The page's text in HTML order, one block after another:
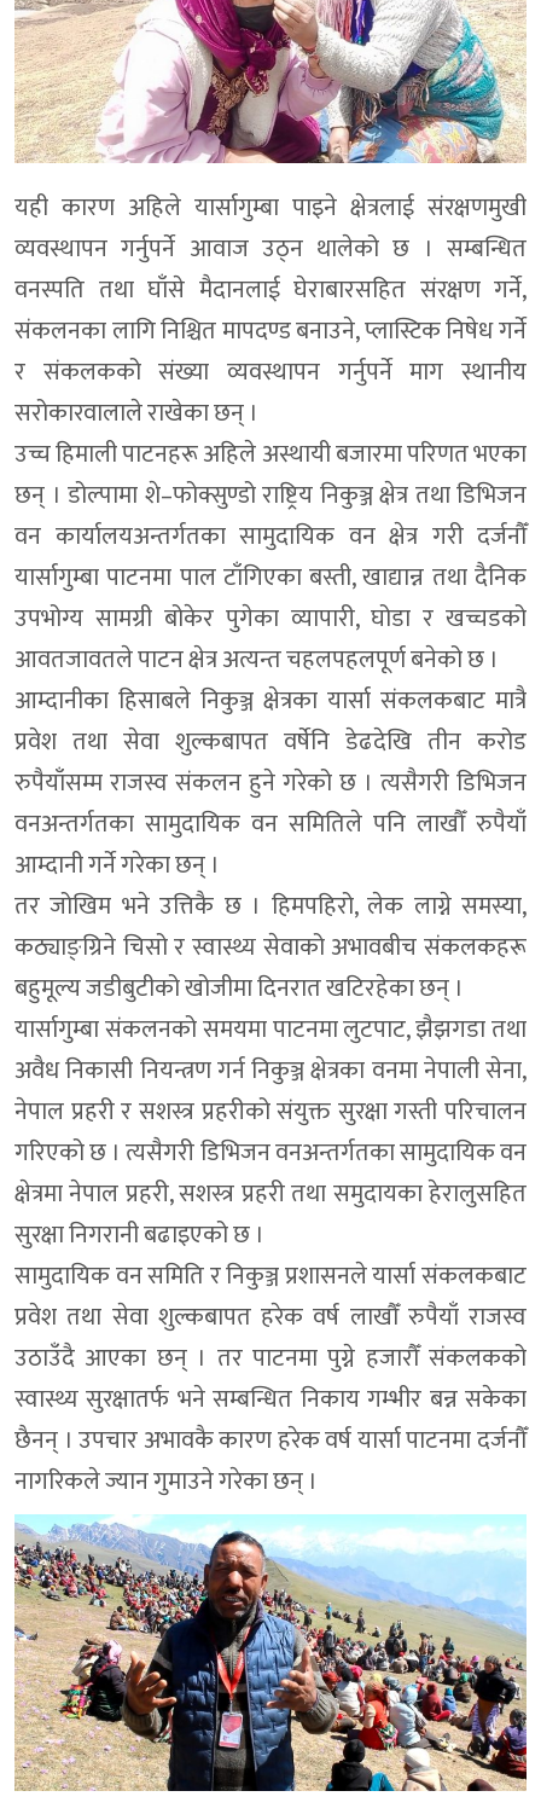
यही कारण अहिले यार्सागुम्बा पाइने क्षेत्रलाई संरक्षणमुखी
व्यवस्थापन गर्नुपर्ने आवाज उठ्न थालेको छ । सम्बन्धित
वनस्पति तथा घाँसे मैदानलाई घेराबारसहित संरक्षण गर्ने,
संकलनका लागि निश्चित मापदण्ड बनाउने, प्लास्टिक निषेध गर्ने
र संकलकको संख्या व्यवस्थापन गर्नुपर्ने माग स्थानीय
सरोकारवालाले राखेका छन् ।
उच्च हिमाली पाटनहरू अहिले अस्थायी बजारमा परिणत भएका
छन् । डोल्पामा शे–फोक्सुण्डो राष्ट्रिय निकुञ्ज क्षेत्र तथा डिभिजन
वन कार्यालयअन्तर्गतका सामुदायिक वन क्षेत्र गरी दर्जनौँ
यार्सागुम्बा पाटनमा पाल टाँगिएका बस्ती, खाद्यान्न तथा दैनिक
उपभोग्य सामग्री बोकेर पुगेका व्यापारी, घोडा र खच्चडको
आवतजावतले पाटन क्षेत्र अत्यन्त चहलपहलपूर्ण बनेको छ ।
आम्दानीका हिसाबले निकुञ्ज क्षेत्रका यार्सा संकलकबाट मात्रै
प्रवेश तथा सेवा शुल्कबापत वर्षेनि डेढदेखि तीन करोड
रुपैयाँसम्म राजस्व संकलन हुने गरेको छ । त्यसैगरी डिभिजन
वनअन्तर्गतका सामुदायिक वन समितिले पनि लाखौँ रुपैयाँ
आम्दानी गर्ने गरेका छन् ।
तर जोखिम भने उत्तिकै छ । हिमपहिरो, लेक लाग्ने समस्या,
कठ्याङ्ग्रिने चिसो र स्वास्थ्य सेवाको अभावबीच संकलकहरू
बहुमूल्य जडीबुटीको खोजीमा दिनरात खटिरहेका छन् ।
यार्सागुम्बा संकलनको समयमा पाटनमा लुटपाट, झैझगडा तथा
अवैध निकासी नियन्त्रण गर्न निकुञ्ज क्षेत्रका वनमा नेपाली सेना,
नेपाल प्रहरी र सशस्त्र प्रहरीको संयुक्त सुरक्षा गस्ती परिचालन
गरिएको छ । त्यसैगरी डिभिजन वनअन्तर्गतका सामुदायिक वन
क्षेत्रमा नेपाल प्रहरी, सशस्त्र प्रहरी तथा समुदायका हेरालुसहित
सुरक्षा निगरानी बढाइएको छ ।
सामुदायिक वन समिति र निकुञ्ज प्रशासनले यार्सा संकलकबाट
प्रवेश तथा सेवा शुल्कबापत हरेक वर्ष लाखौँ रुपैयाँ राजस्व
उठाउँदै आएका छन् । तर पाटनमा पुग्ने हजारौँ संकलकको
स्वास्थ्य सुरक्षातर्फ भने सम्बन्धित निकाय गम्भीर बन्न सकेका
छैनन् । उपचार अभावकै कारण हरेक वर्ष यार्सा पाटनमा दर्जनौँ
नागरिकले ज्यान गुमाउने गरेका छन् ।